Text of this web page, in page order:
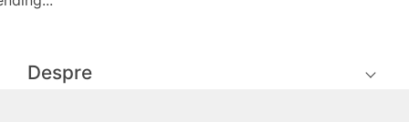
Despre